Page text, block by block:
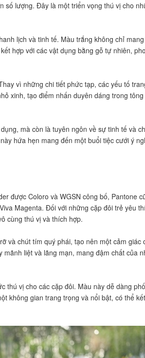
lượng. Đây là một triển vọng thú vị cho
lịch và tinh tế. Màu trắng không chỉ
hợp với các vật dụng bằng gỗ tự nhiên,
vì những chi tiết phức tạp, các yếu tố
xinh, tạo điểm nhấn duyên dáng trong
mà còn là tuyên ngôn về sự tinh tế và
hứa hẹn mang đến một buổi tiệc cưới ý
được Coloro và WGSN công bố, Pantone
Magenta. Đối với những cặp đôi trẻ yêu
cùng thú vị và thích hợp.
và chút tím quý phái, tạo nên một cảm
liệt và lãng mạn, mang đậm chất của
vị cho các cặp đôi. Màu này dễ dàng
không gian trang trọng và nổi bật, có thể